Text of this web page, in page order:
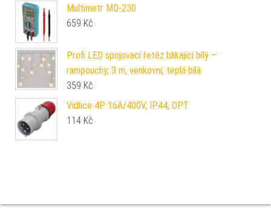
Multimetr MD-230
659 Kč
Profi LED spojovací řetěz blikající bílý –
rampouchy, 3 m, venkovní, teplá bílá
359 Kč
Vidlice 4P 16A/400V, IP44, OPT.
114 Kč